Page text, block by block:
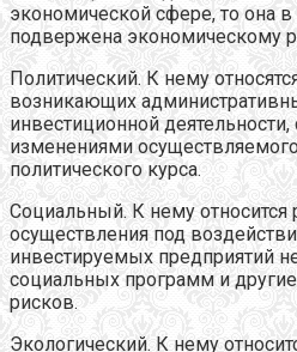
экономической сфере, то она
подвержена экономическому
Политический. К нему
возникающих
инвестиционной
изменениями
политического курса.
Социальный. К нему относится
осуществления под
инвестируемых предприятий
социальных программ и
рисков.
Экологический. К нему